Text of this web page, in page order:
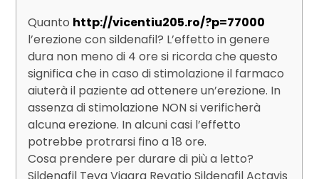
Quanto http://vicentiu205.ro/?p=77000
l’erezione con sildenafil? L’effetto in genere
dura non meno di 4 ore si ricorda che questo
significa che in caso di stimolazione il farmaco
aiuterà il paziente ad ottenere un’erezione. In
assenza di stimolazione NON si verificherà
alcuna erezione. In alcuni casi l’effetto
potrebbe protrarsi fino a 18 ore.
Cosa prendere per durare di più a letto?
Sildenafil Teva Viagra Revatio Sildenafil Actavis